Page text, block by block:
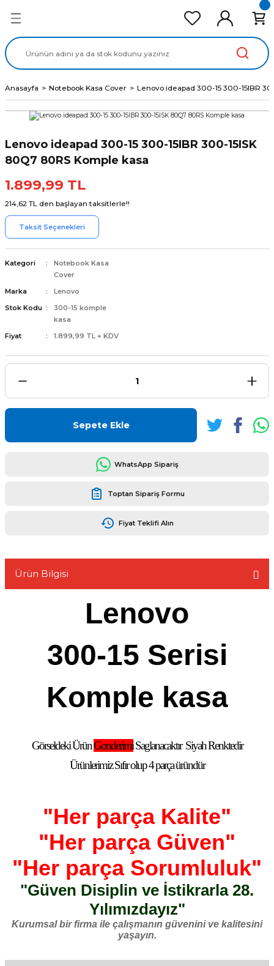
Ekran Panel
Data Kablo
Anasayfa Notebook Kasa Cover Lenovo ideapad 300-15 300-15IBR
Lenovo ideapad 300-15 300-15IBR 300-15ISK
80Q7 80RS Komple kasa
1.899,99 TL
214,62 TL den başlayan taksitlerle!!
Taksit Seçenekleri
Kategori
Notebook Kasa
Cover
Marka
Lenovo
Stok Kodu
300-15 komple
kasa
Fiyat
1.899,99 TL + KDV
Sepete Ekle
WhatsApp Sipariş
Toptan Sipariş Formu
Fiyat Teklifi Alın
Ürün Bilgisi
Lenovo
300-15 Serisi
Komple kasa
Görseldeki ÜrünGonderimiSaglanacaktır Siyah Renktedir
Ürünlerimiz Sıfır olup 4 parça üründür
"Her parça Kalite"
"Her parça Güven"
"Her parça Sorumluluk"
"Güven Disiplin ve İstikrarla 28.
Yılımızdayız"
Kurumsal bir firma ile çalışmanın güvenini ve kalitesini
yaşayın.